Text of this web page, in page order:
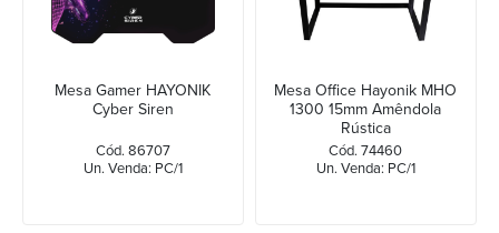
Mesa Gamer HAYONIK
Cyber Siren
Cód. 86707
Un. Venda: PC/1
Mesa Office Hayonik MHO
1300 15mm Amêndola
Rústica
Cód. 74460
Un. Venda: PC/1